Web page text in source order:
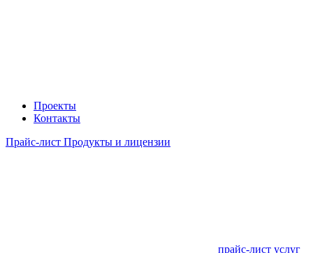
Проекты
Контакты
Прайс-лист Продукты и лицензии
прайс-лист услуг